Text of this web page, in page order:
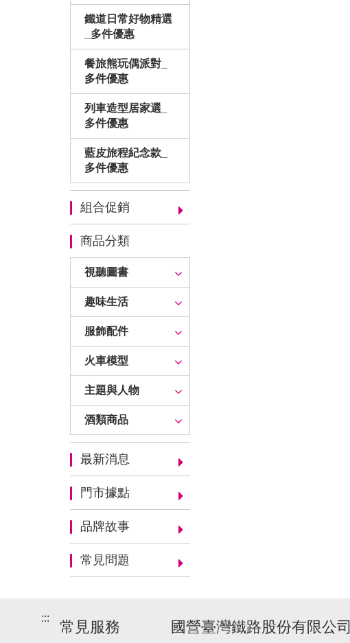
鐵道日常好物精選
_多件優惠
餐旅熊玩偶派對_
多件優惠
列車造型居家選_
多件優惠
藍皮旅程紀念款_
多件優惠
組合促銷
商品分類
視聽圖書
趣味生活
服飾配件
火車模型
主題與人物
酒類商品
最新消息
門市據點
品牌故事
常見問題
:::
常見服務 國營臺灣鐵路股份有限公司